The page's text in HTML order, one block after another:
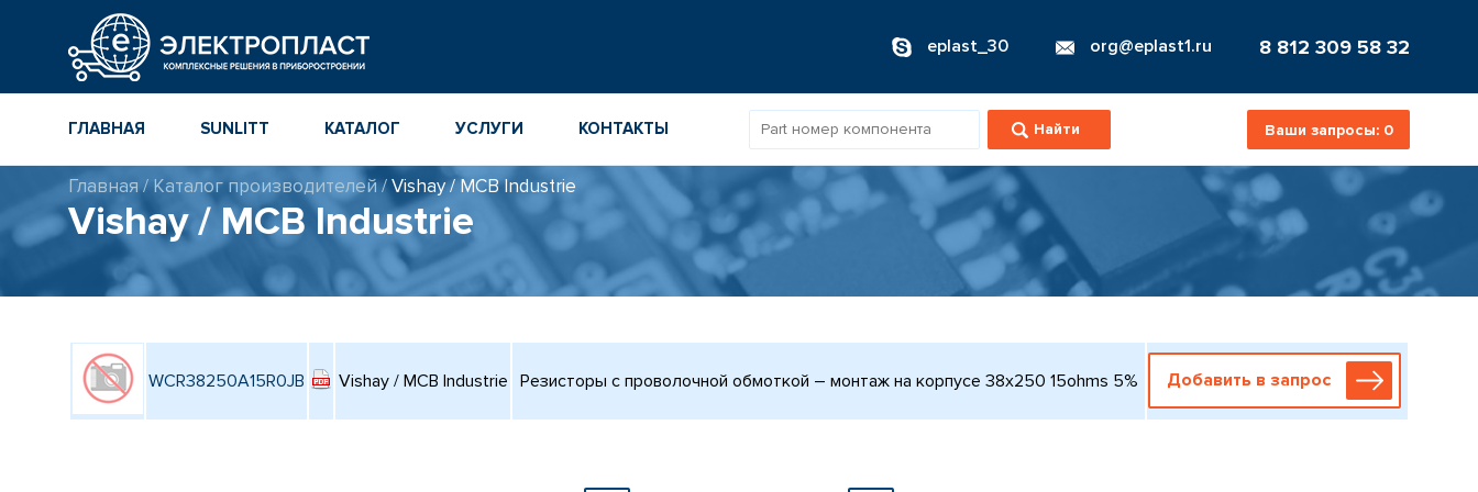
eplast_30 org@eplast1.ru 8 812 309 58 32
ГЛАВНАЯ SUNLITT
МНОГОСЛОЙНЫЕ
КЕРАМИЧЕСКИЕ ЧИП-
КОНДЕНСАТОРЫ
ПОВЕРХНОСТНОГО
И ТОНКОПЛЕНОЧНЫЕ
РЕЗИСТОРЫ ДЛЯ
ПОВЕРХНОСТНОГО
КАТАЛОГ
КАТАЛОГ
КОМПОНЕНТОВ
КАТАЛОГ ПРИБОРОВ
ИНСТРУМЕНТОВ
УСЛУГИ КОНТАКТЫ Ваши запросы: 0
Главная / Каталог производителей/Vishay / MCB Industrie
Vishay / MCB Industrie
WCR38250A15R0JB Vishay / MCB Industrie Резисторы с проволочной обмоткой – монтаж на корпусе 38x250 15ohms 5% Добавить в запрос